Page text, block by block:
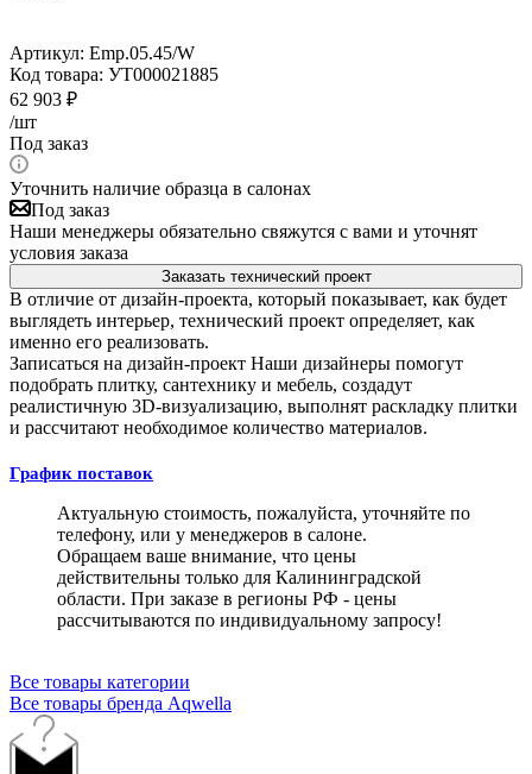
Артикул: Emp.05.45/W
Код товара: УТ000021885
62 903 ₽
/шт
Под заказ
Уточнить наличие образца в салонах
Под заказ
Наши менеджеры обязательно свяжутся с вами и уточнят
условия заказа
Заказать технический проект
В отличие от дизайн-проекта, который показывает, как будет
выглядеть интерьер, технический проект определяет, как
именно его реализовать.
Записаться на дизайн-проект Наши дизайнеры помогут
подобрать плитку, сантехнику и мебель, создадут
реалистичную 3D-визуализацию, выполнят раскладку плитки
и рассчитают необходимое количество материалов.
График поставок
Актуальную стоимость, пожалуйста, уточняйте по
телефону, или у менеджеров в салоне.
Обращаем ваше внимание, что цены
действительны только для Калининградской
области. При заказе в регионы РФ - цены
рассчитываются по индивидуальному запросу!
Все товары категории
Все товары бренда Aqwella